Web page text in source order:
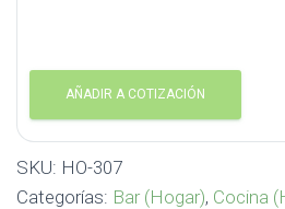
AÑADIR A COTIZACIÓN
SKU: HO-307
Categorías: Bar (Hogar), Cocina